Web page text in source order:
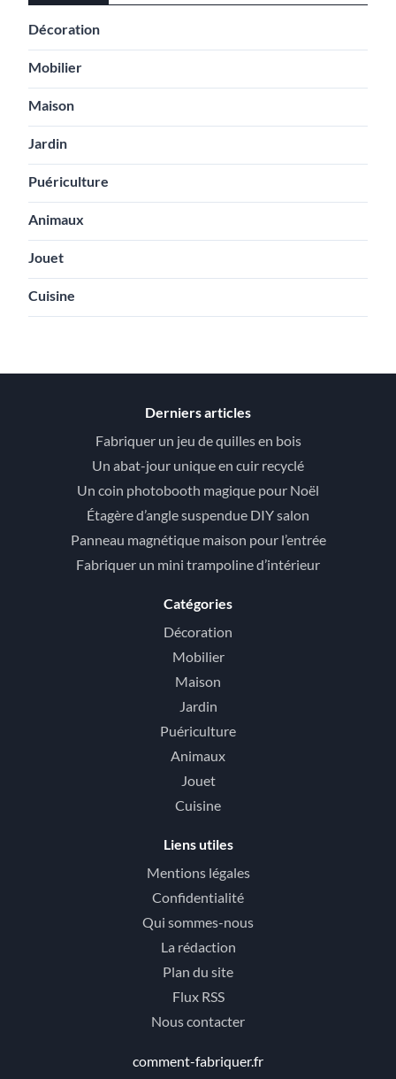
Décoration
Mobilier
Maison
Jardin
Puériculture
Animaux
Jouet
Cuisine
Derniers articles
Fabriquer un jeu de quilles en bois
Un abat-jour unique en cuir recyclé
Un coin photobooth magique pour Noël
Étagère d’angle suspendue DIY salon
Panneau magnétique maison pour l’entrée
Fabriquer un mini trampoline d’intérieur
Catégories
Décoration
Mobilier
Maison
Jardin
Puériculture
Animaux
Jouet
Cuisine
Liens utiles
Mentions légales
Confidentialité
Qui sommes-nous
La rédaction
Plan du site
Flux RSS
Nous contacter
comment-fabriquer.fr